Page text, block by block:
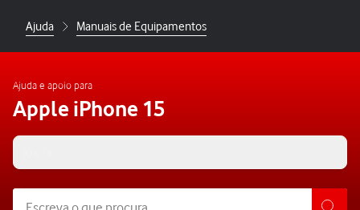
Ajuda Manuais de Equipamentos
Ajuda e apoio para
Apple iPhone 15